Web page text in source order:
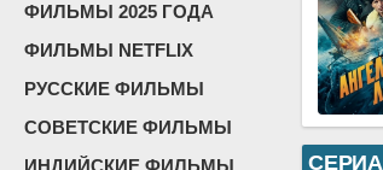
ФИЛЬМЫ 2025 ГОДА
ФИЛЬМЫ NETFLIX
РУССКИЕ ФИЛЬМЫ
СОВЕТСКИЕ ФИЛЬМЫ
ИНДИЙСКИЕ ФИЛЬМЫ